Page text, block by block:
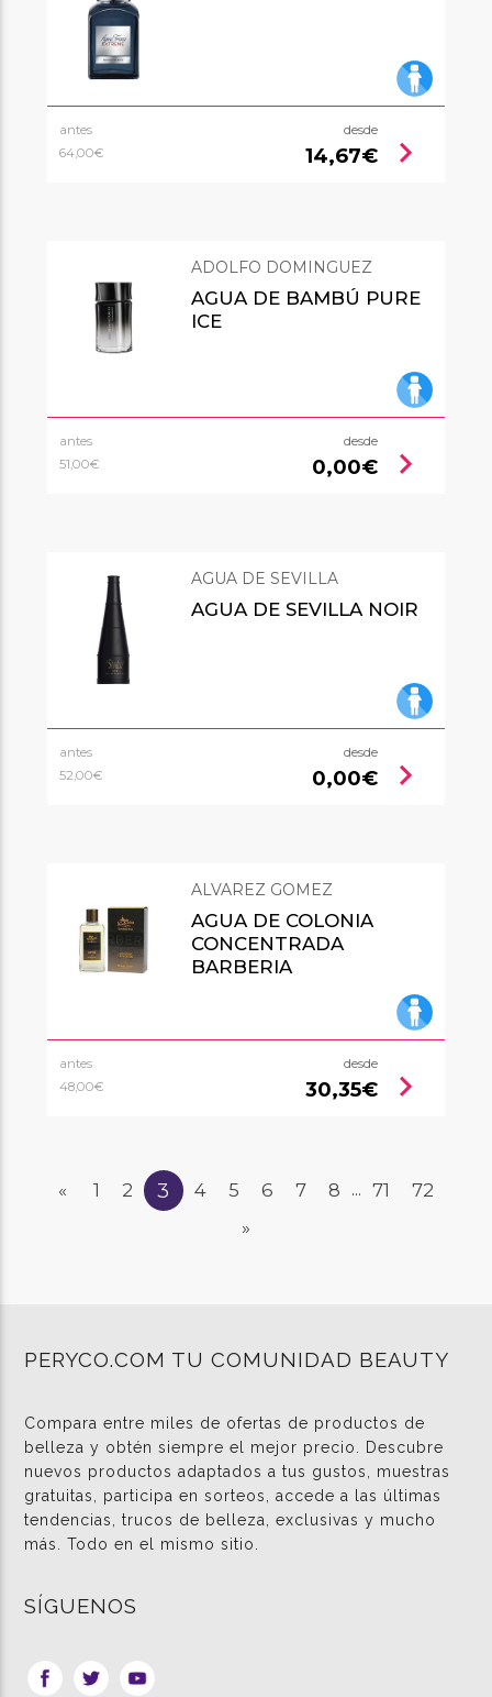
antes
64,00€
desde
14,67€ chevron_right
ADOLFO DOMINGUEZ
AGUA DE BAMBÚ PURE
ICE
antes
51,00€
desde
0,00€ chevron_right
AGUA DE SEVILLA
AGUA DE SEVILLA NOIR
antes
52,00€
desde
0,00€ chevron_right
ALVAREZ GOMEZ
AGUA DE COLONIA
CONCENTRADA
BARBERIA
antes
48,00€
desde
30,35€ chevron_right
« 1 2 3 4 5 6 7 8 ... 71
72
»
PERYCO.COM TU COMUNIDAD BEAUTY
Compara entre miles de ofertas de productos de
belleza y obtén siempre el mejor precio. Descubre
nuevos productos adaptados a tus gustos, muestras
gratuitas, participa en sorteos, accede a las últimas
tendencias, trucos de belleza, exclusivas y mucho
más. Todo en el mismo sitio.
SÍGUENOS